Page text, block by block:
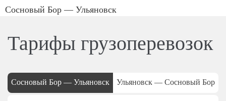
Сосновый Бор — Ульяновск
Тарифы грузоперевозок
Сосновый Бор — Ульяновск Ульяновск — Сосновый Бор